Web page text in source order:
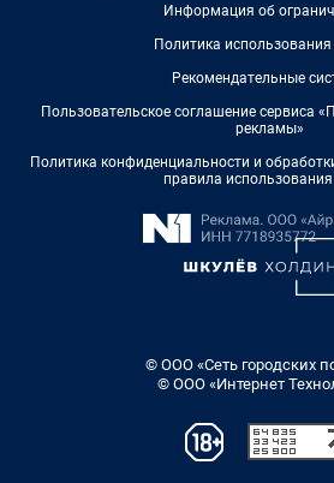
Информация об
Политика
Рекомендательные
Пользовательское соглашение сервиса
рекламы»
Политика конфиденциальности и
правила использования
© ООО «Сеть городских
© ООО «Интернет